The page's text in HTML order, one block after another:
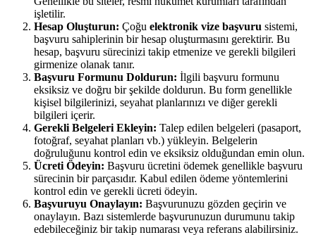
işletilir.
Hesap Oluşturun: Çoğu elektronik vize başvuru sistemi,
başvuru sahiplerinin bir hesap oluşturmasını gerektirir. Bu
hesap, başvuru sürecinizi takip etmenize ve gerekli bilgileri
girmenize olanak tanır.
Başvuru Formunu Doldurun: İlgili başvuru formunu
eksiksiz ve doğru bir şekilde doldurun. Bu form genellikle
kişisel bilgilerinizi, seyahat planlarınızı ve diğer gerekli
bilgileri içerir.
Gerekli Belgeleri Ekleyin: Talep edilen belgeleri (pasaport,
fotoğraf, seyahat planları vb.) yükleyin. Belgelerin
doğruluğunu kontrol edin ve eksiksiz olduğundan emin olun.
Ücreti Ödeyin: Başvuru ücretini ödemek genellikle başvuru
sürecinin bir parçasıdır. Kabul edilen ödeme yöntemlerini
kontrol edin ve gerekli ücreti ödeyin.
Başvuruyu Onaylayın: Başvurunuzu gözden geçirin ve
onaylayın. Bazı sistemlerde başvurunuzun durumunu takip
edebileceğiniz bir takip numarası veya referans alabilirsiniz.